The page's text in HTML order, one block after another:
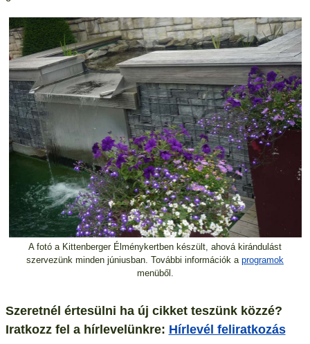
A fotó a Kittenberger Élménykertben készült, ahová kirándulást
szervezünk minden júniusban. További információk a programok
menüből.
Szeretnél értesülni ha új cikket teszünk közzé?
Iratkozz fel a hírlevelünkre: Hírlevél feliratkozás